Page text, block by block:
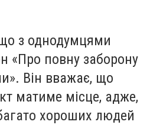
з однодумцями
«Про повну заборону
Він вважає, що
матиме місце, адже,
хороших людей